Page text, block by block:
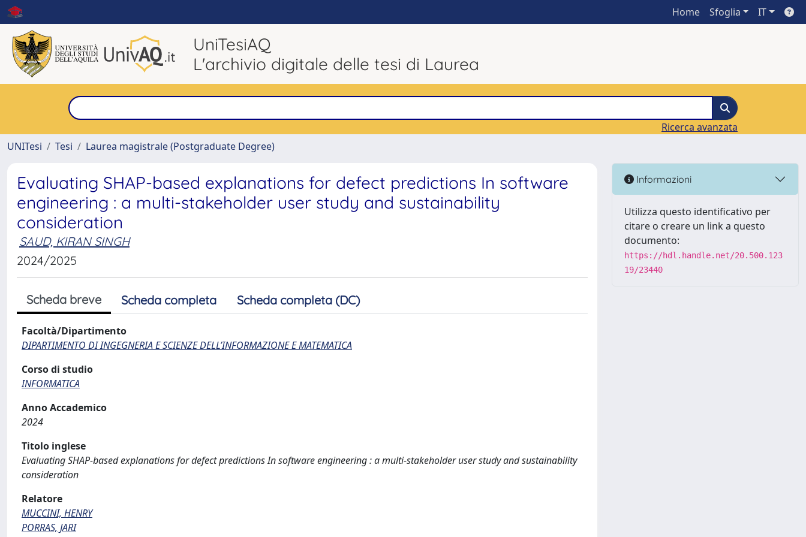
Home Sfoglia IT
UniTesiAQ
L'archivio digitale delle tesi di Laurea
Ricerca avanzata
UNITesi
Tesi Laurea magistrale (Postgraduate Degree)
Evaluating SHAP-based explanations for defect predictions In software
engineering : a multi-stakeholder user study and sustainability
consideration
SAUD, KIRAN SINGH
2024/2025
Scheda breve Scheda completa Scheda completa (DC)
Facoltà/Dipartimento
DIPARTIMENTO DI INGEGNERIA E SCIENZE DELL’INFORMAZIONE E MATEMATICA
Corso di studio
INFORMATICA
Anno Accademico
2024
Titolo inglese
Evaluating SHAP-based explanations for defect predictions In software engineering : a multi-stakeholder user study and sustainability
consideration
Relatore
MUCCINI, HENRY
PORRAS, JARI
Informazioni
Utilizza questo identificativo per
citare o creare un link a questo
documento:
https://hdl.handle.net/20.500.123
19/23440